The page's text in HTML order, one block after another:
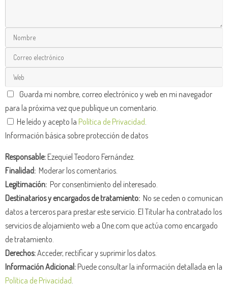
Guarda mi nombre, correo electrónico y web en mi navegador
para la próxima vez que publique un comentario.
He leído y acepto la Política de Privacidad
Información básica sobre protección de datos
Responsable:Ezequiel Teodoro Fernández.
Finalidad: Moderar los comentarios.
Legitimación: Por consentimiento del interesado.
Destinatarios y encargados de tratamiento: No se ceden o comunican
datos a terceros para prestar este servicio. El Titular ha contratado los
servicios de alojamiento web a One.com que actúa como encargado
de tratamiento.
Derechos:Acceder, rectificar y suprimir los datos.
Información Adicional:Puede consultar la información detallada en la
Política de Privacidad